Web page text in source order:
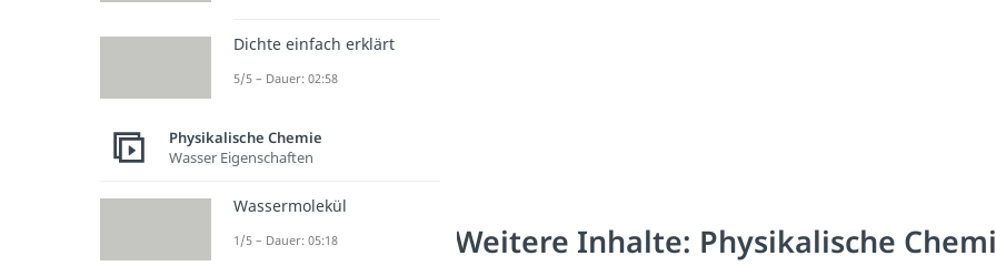
Weitere Inhalte: Physikalische
Dichte einfach erklärt
5/5 – Dauer: 02:58
Physikalische Chemie
Wasser Eigenschaften
Wassermolekül
1/5 – Dauer: 05:18